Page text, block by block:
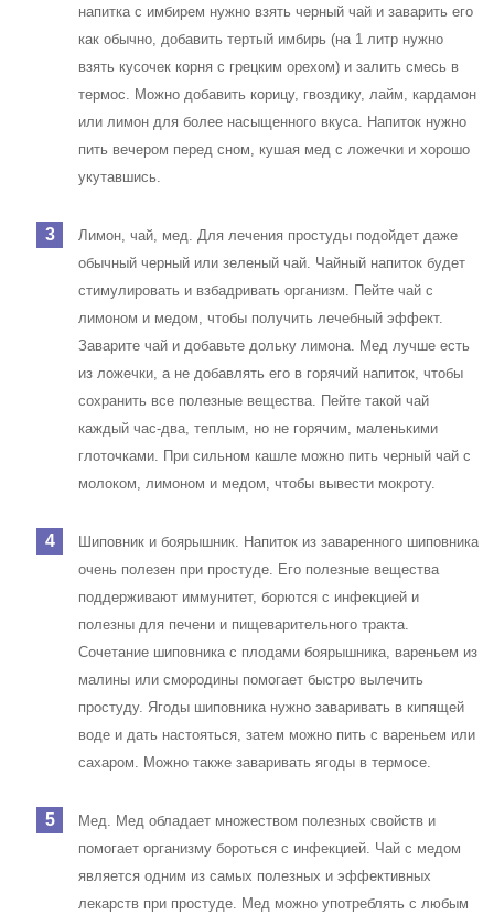
напитка с имбирем нужно взять черный чай и заварить его
как обычно, добавить тертый имбирь (на 1 литр нужно
взять кусочек корня с грецким орехом) и залить смесь в
термос. Можно добавить корицу, гвоздику, лайм, кардамон
или лимон для более насыщенного вкуса. Напиток нужно
пить вечером перед сном, кушая мед с ложечки и хорошо
укутавшись.
Лимон, чай, мед. Для лечения простуды подойдет даже
обычный черный или зеленый чай. Чайный напиток будет
стимулировать и взбадривать организм. Пейте чай с
лимоном и медом, чтобы получить лечебный эффект.
Заварите чай и добавьте дольку лимона. Мед лучше есть
из ложечки, а не добавлять его в горячий напиток, чтобы
сохранить все полезные вещества. Пейте такой чай
каждый час-два, теплым, но не горячим, маленькими
глоточками. При сильном кашле можно пить черный чай с
молоком, лимоном и медом, чтобы вывести мокроту.
Шиповник и боярышник. Напиток из заваренного шиповника
очень полезен при простуде. Его полезные вещества
поддерживают иммунитет, борются с инфекцией и
полезны для печени и пищеварительного тракта.
Сочетание шиповника с плодами боярышника, вареньем из
малины или смородины помогает быстро вылечить
простуду. Ягоды шиповника нужно заваривать в кипящей
воде и дать настояться, затем можно пить с вареньем или
сахаром. Можно также заваривать ягоды в термосе.
Мед. Мед обладает множеством полезных свойств и
помогает организму бороться с инфекцией. Чай с медом
является одним из самых полезных и эффективных
лекарств при простуде. Мед можно употреблять с любым